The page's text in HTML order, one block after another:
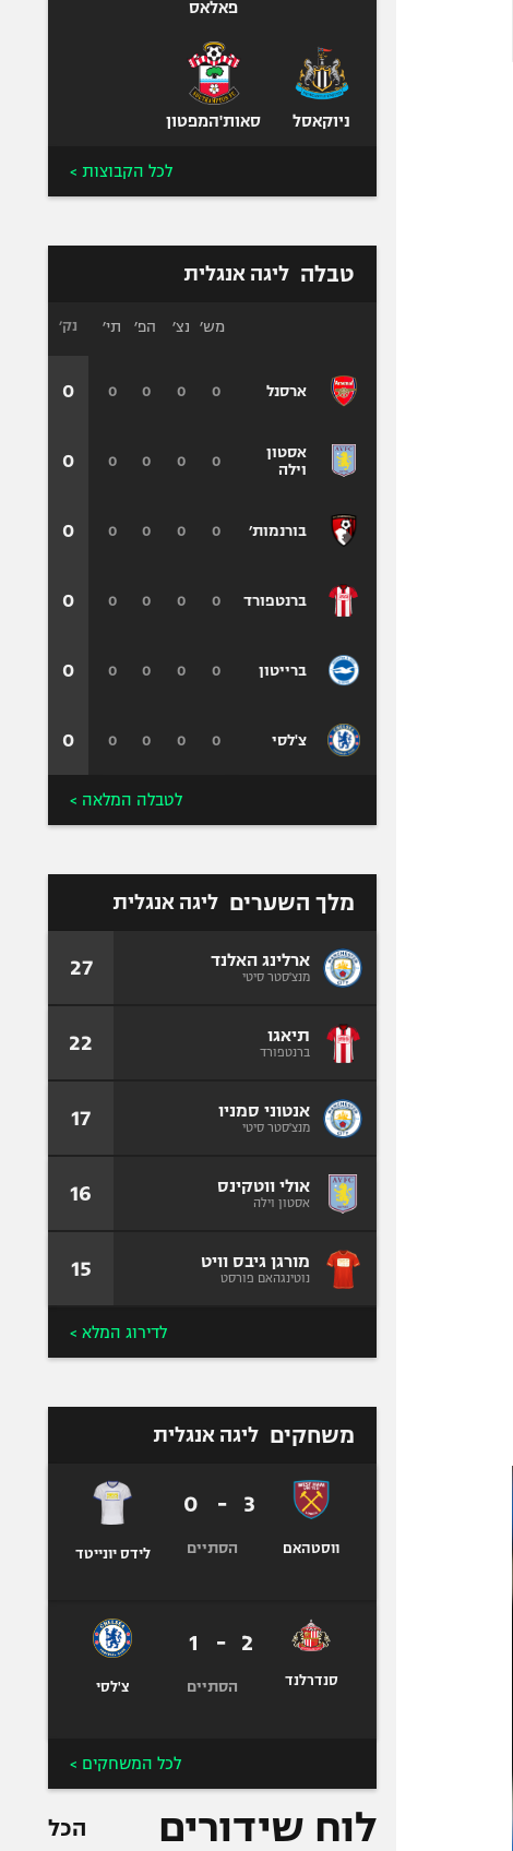
פאלאס
ניוקאסל סאות'המפטון
לכל הקבוצות >
טבלה ליגה אנגלית
ארסנל
אסטון
וילה
בורנמות׳
ברנטפורד
ברייטון
צ'לסי
מש׳ נצ׳ הפ׳ תי׳
0
0
0
0
0
0
0
0
0
0
0
0
0
0
0
0
0
0
0
0
0
0
0
0
נק׳
0
0
0
0
0
0
לטבלה המלאה >
מלך השערים ליגה אנגלית
ארלינג האלנד
מנצ'סטר סיטי 27
תיאגו
ברנטפורד 22
אנטוני סמניו
מנצ'סטר סיטי 17
אולי ווטקינס
אסטון וילה 16
מורגן גיבס וויט
נוטינגהאם פורסט 15
לדירוג המלא >
משחקים ליגה אנגלית
ווסטהאם
3
-
0
הסתיים לידס יונייטד
סנדרלנד
2
-
1
הסתיים צ'לסי
לכל המשחקים >
לוח שידורים הכל